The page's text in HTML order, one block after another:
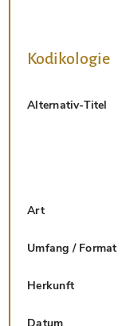
Kodikologie
Alternativ-Titel
Art
Umfang / Format
Herkunft